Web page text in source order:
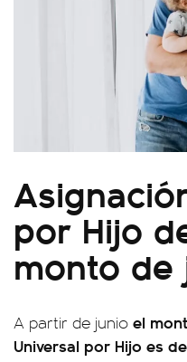
por Hijo
monto de
A partir de junio el
Universal por Hijo es